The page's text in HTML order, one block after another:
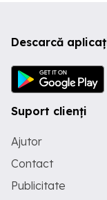
Descarcă
Suport clienți
Ajutor
Contact
Publicitate